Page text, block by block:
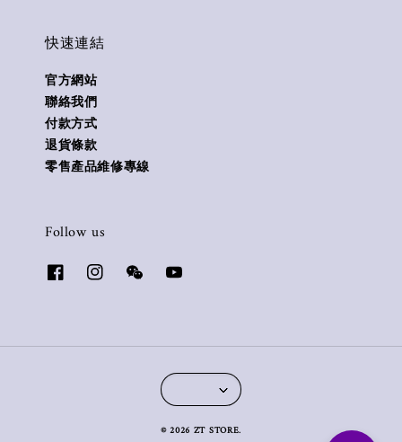
快速連結
官方網站
聯絡我們
付款方式
退貨條款
零售產品維修專線
Follow us
© 2026 ZT STORE.